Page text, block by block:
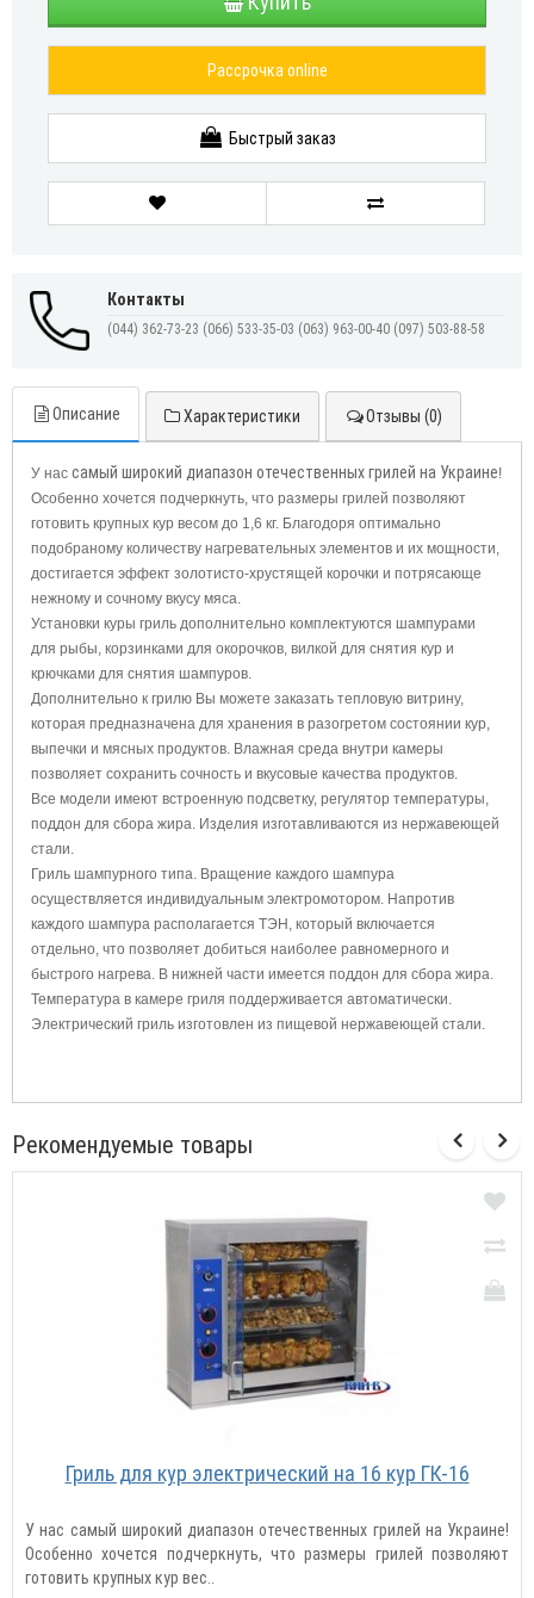
Рассрочка online
Быстрый заказ
Контакты
(044) 362-73-23 (066) 533-35-03 (063) 963-00-40 (097) 503-88-58
Описание Характеристики Отзывы (0)
У нас самый широкий диапазон отечественныхгрилей на Украине!
Особенно хочется подчеркнуть, что размеры грилей позволяют
готовить крупных кур весом до 1,6 кг. Благодоря оптимально
подобраному количеству нагревательных элементов и их мощности,
достигается эффект золотисто-хрустящей корочки и потрясающе
нежному и сочному вкусу мяса.
Установки куры гриль дополнительно комплектуются шампурами
для рыбы, корзинками для окорочков, вилкой для снятия кур и
крючками для снятия шампуров.
Дополнительно к грилю Вы можете заказать тепловую витрину,
которая предназначена для хранения в разогретом состоянии кур,
выпечки и мясных продуктов. Влажная среда внутри камеры
позволяет сохранить сочность и вкусовые качества продуктов.
Все модели имеют встроенную подсветку, регулятор температуры,
поддон для сбора жира. Изделия изготавливаются из нержавеющей
стали.
Гриль шампурного типа. Вращение каждого шампура
осуществляется индивидуальным электромотором. Напротив
каждого шампура располагается ТЭН, который включается
отдельно, что позволяет добиться наиболее равномерного и
быстрого нагрева. В нижней части имеется поддон для сбора жира.
Температура в камере гриля поддерживается автоматически.
Электрический гриль изготовлен из пищевой нержавеющей стали.
Рекомендуемые товары
Гриль для кур электрический на 16 кур ГК-16
У нас самый широкий диапазон отечественных грилей на Украине!
Особенно хочется подчеркнуть, что размеры грилей позволяют
готовить крупных кур вес..